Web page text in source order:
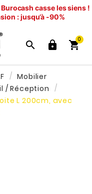
casse les siens !
: jusqu’à -90%
  
0
Mobilier
/ Réception
L 200cm, avec